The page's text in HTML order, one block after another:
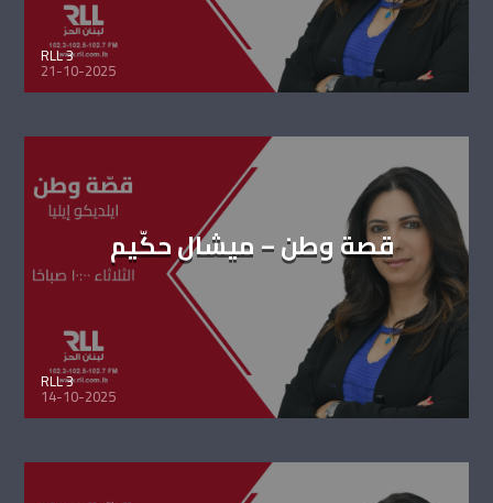
RLL 3
21-10-2025
قصة وطن – ميشال حكّيم
RLL 3
14-10-2025